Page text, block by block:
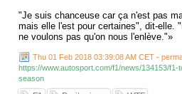
"Je suis chanceuse car ça n'est pas
mais elle l'est pour certaines", dit-elle.
ne voulons pas qu'on nous l'enlève."»
Thu 01 Feb 2018 03:39:08 AM CET -
https://www.autosport.com/f1/news/134153/
season